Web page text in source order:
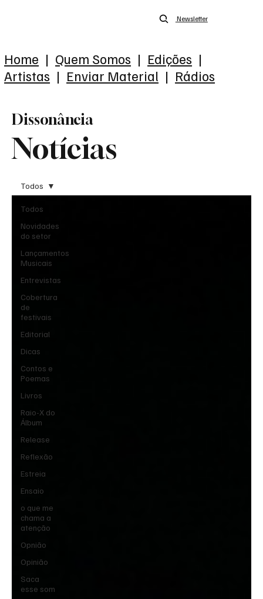
Newsletter
Home | Quem Somos | Edições |
Artistas | Enviar Material | Rádios
Notícias
Dissonância
Todos
Novidades
do setor
Lançamentos
Musicais
Entrevistas
Cobertura
de
festivais
Editorial
Dicas
Contos e
Poemas
Livros
Raio-X do
Álbum
Release
Reflexão
Estreia
Ensaio
o que me
chama a
atenção
Opnião
Opinião
Saca
esse som
Todos